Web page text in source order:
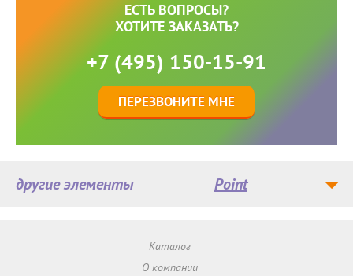
ЕСТЬ ВОПРОСЫ?
ХОТИТЕ ЗАКАЗАТЬ?
+7 (495) 150-15-91
ПЕРЕЗВОНИТЕ МНЕ
другие элементы Point
Каталог
О компании